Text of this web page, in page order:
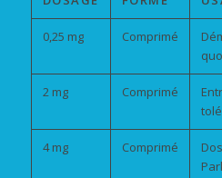
0,25 mg Comprimé
2 mg Comprimé
4 mg Comprimé